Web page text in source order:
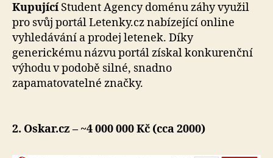
KupujícíStudent Agency doménu záhy využil
pro svůj portál Letenky.cz nabízející online
vyhledávání a prodej letenek. Díky
generickému názvu portál získal konkurenční
výhodu v podobě silné, snadno
zapamatovatelné značky.
2. Oskar.cz – ~4 000 000 Kč (cca 2000)